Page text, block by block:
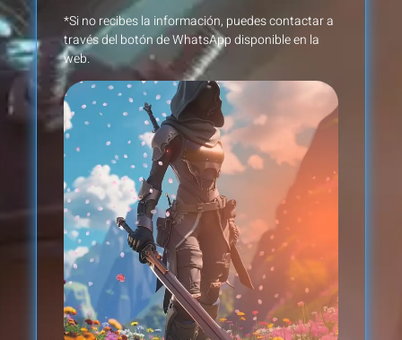
*Si no recibes la información, puedes contactar a
través del botón de WhatsApp disponible en la
web.